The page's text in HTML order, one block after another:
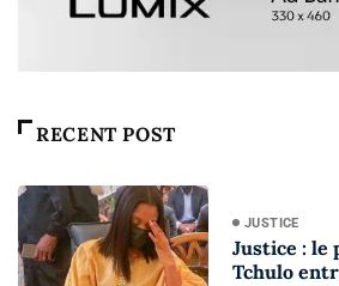
RECENT POST
JUSTICE
Justice : le
Tchulo